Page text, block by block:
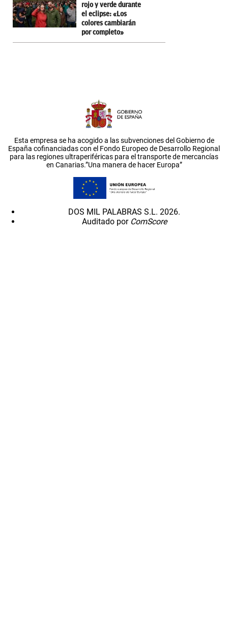
rojo y verde durante
el eclipse: «Los
colores cambiarán
por completo»
Esta empresa se ha acogido a las subvenciones del Gobierno de
España cofinanciadas con el Fondo Europeo de Desarrollo Regional
para las regiones ultraperiféricas para el transporte de mercancías
en Canarias.”Una manera de hacer Europa”
DOS MIL PALABRAS S.L. 2026.
Auditado por ComScore